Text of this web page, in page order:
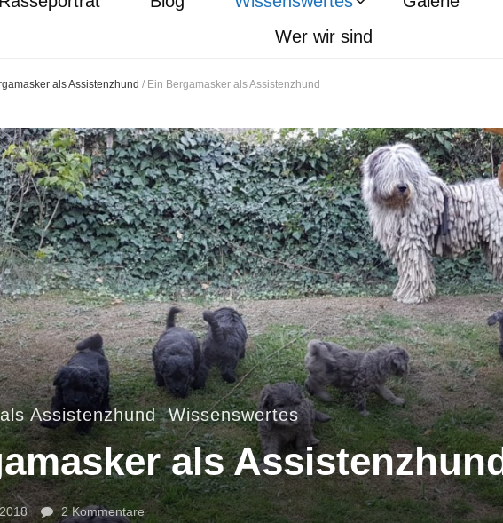
Wer wir sind
als Assistenzhund / Ein Bergamasker als Assistenzhund
Assistenzhund,Wissenswertes
als
2 Kommentarezu